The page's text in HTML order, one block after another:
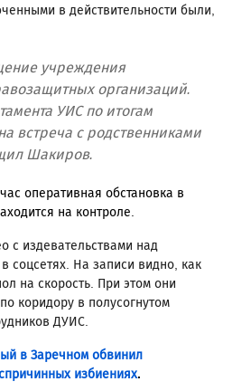
в действительности были,
учреждения
организаций.
УИС по итогам
встреча с родственниками
Шакиров.
оперативная обстановка в
на контроле.
с издевательствами над
соцсетях. На записи видно, как
на скорость. При этом они
коридору в полусогнутом
ДУИС.
в Заречном обвинил
избиениях.